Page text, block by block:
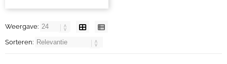
Weergave:
Sorteren: